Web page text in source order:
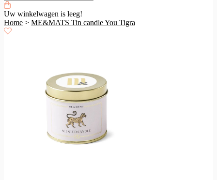
Uw winkelwagen is leeg!
Home > ME&MATS Tin candle You Tigra